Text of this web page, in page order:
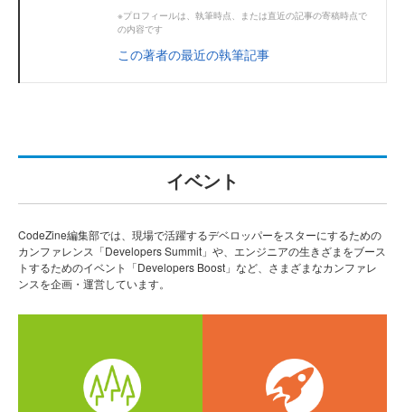
※プロフィールは、執筆時点、または直近の記事の寄稿時点で
の内容です
この著者の最近の執筆記事
イベント
CodeZine編集部では、現場で活躍するデベロッパーをスターにするための
カンファレンス「Developers Summit」や、エンジニアの生きざまをブース
トするためのイベント「Developers Boost」など、さまざまなカンファレ
ンスを企画・運営しています。